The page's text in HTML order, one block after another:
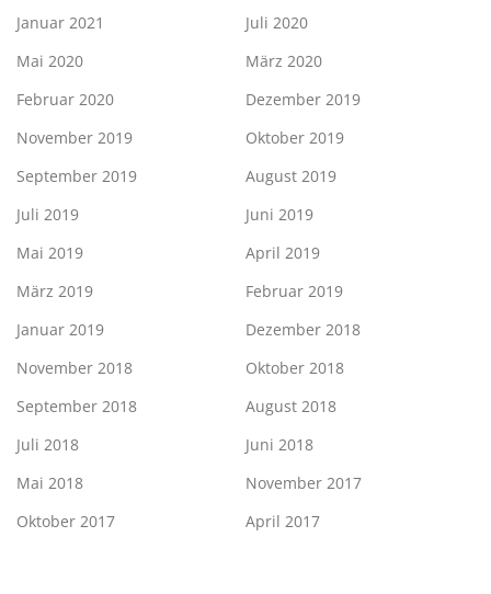
Januar 2021
Juli 2020
Mai 2020
März 2020
Februar 2020
Dezember 2019
November 2019
Oktober 2019
September 2019
August 2019
Juli 2019
Juni 2019
Mai 2019
April 2019
März 2019
Februar 2019
Januar 2019
Dezember 2018
November 2018
Oktober 2018
September 2018
August 2018
Juli 2018
Juni 2018
Mai 2018
November 2017
Oktober 2017
April 2017